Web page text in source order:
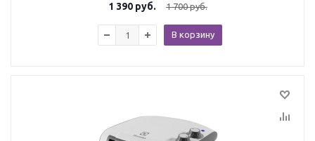
1 390 руб. 1 700руб.
В корзину